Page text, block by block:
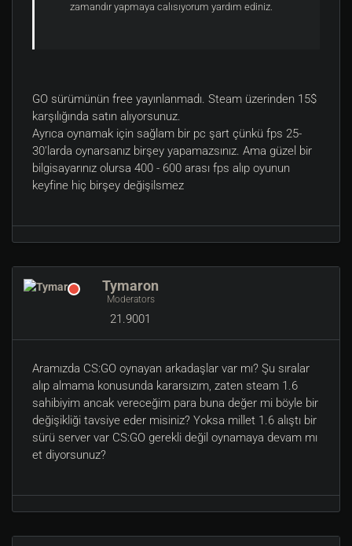
zamandır yapmaya calısıyorum yardım ediniz.
GO sürümünün free yayınlanmadı. Steam üzerinden 15$
karşılığında satın alıyorsunuz.
Ayrıca oynamak için sağlam bir pc şart çünkü fps 25-
30'larda oynarsanız birşey yapamazsınız. Ama güzel bir
bilgisayarınız olursa 400 - 600 arası fps alıp oyunun
keyfine hiç birşey değişilsmez
Tymaron
Moderators
21.9001
Aramızda CS:GO oynayan arkadaşlar var mı? Şu sıralar
alıp almama konusunda kararsızım, zaten steam 1.6
sahibiyim ancak vereceğim para buna değer mi böyle bir
değişikliği tavsiye eder misiniz? Yoksa millet 1.6 alıştı bir
sürü server var CS:GO gerekli değil oynamaya devam mı
et diyorsunuz?